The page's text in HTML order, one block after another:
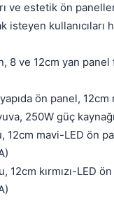
ve estetik ön
isteyen kullanıcıları
8 ve 12cm yan
ön panel,
250W güç
mavi-LED ön
kırmızı-LED